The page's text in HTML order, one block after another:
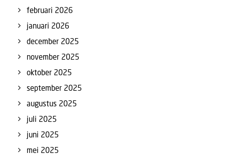
februari 2026
januari 2026
december 2025
november 2025
oktober 2025
september 2025
augustus 2025
juli 2025
juni 2025
mei 2025